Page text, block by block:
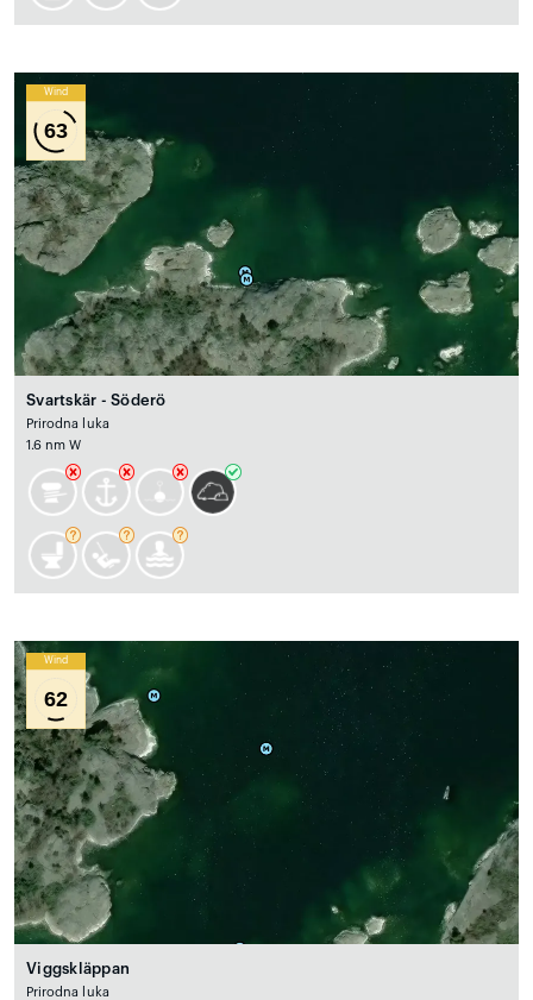
Wind
63
Svartskär - Söderö
Prirodna luka
1.6 nm W
Wind
62
Viggskläppan
Prirodna luka